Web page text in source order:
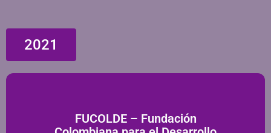
2021
FUCOLDE – Fundación